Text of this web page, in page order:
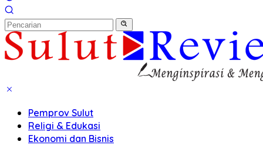
Pemprov Sulut
Religi & Edukasi
Ekonomi dan Bisnis